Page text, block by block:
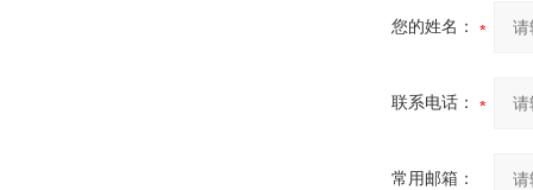
您的姓名：
联系电话：
常用邮箱：